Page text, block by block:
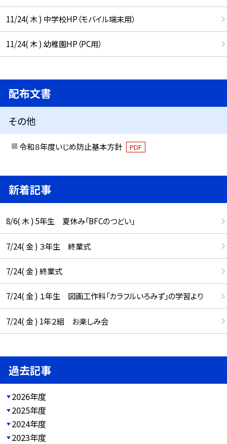
11/24( 木 ) 中学校HP（モバイル端末用）
11/24( 木 ) 幼稚園HP（PC用）
配布文書
その他
令和８年度いじめ防止基本方針 PDF
新着記事
8/6( 木 ) 5年生 夏休み「BFCのつどい」
7/24( 金 ) ３年生 終業式
7/24( 金 ) 終業式
7/24( 金 ) １年生 図画工作科「カラフルいろみず」の学習より
7/24( 金 ) 1年２組 お楽しみ会
過去記事
2026年度
2025年度
2024年度
2023年度